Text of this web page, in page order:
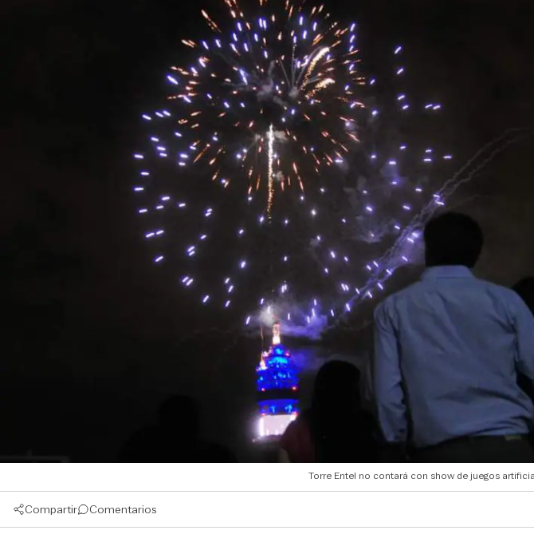
Torre Entel no contará con show de juegos
Compartir Comentarios